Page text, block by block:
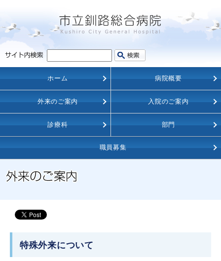
ホーム 病院概要
外来のご案内 入院のご案内
診療科 部門
職員募集
特殊外来について